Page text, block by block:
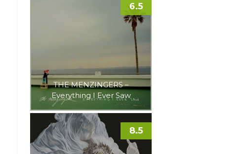
THE MENZINGERS –
Everything I Ever Saw
6.5
8.5